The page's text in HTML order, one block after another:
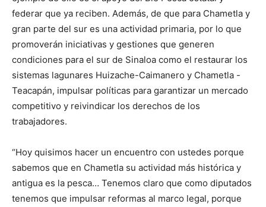
federar que ya reciben. Además, de que para Chametla y
gran parte del sur es una actividad primaria, por lo que
promoverán iniciativas y gestiones que generen
condiciones para el sur de Sinaloa como el restaurar los
sistemas lagunares Huizache-Caimanero y Chametla -
Teacapán, impulsar políticas para garantizar un mercado
competitivo y reivindicar los derechos de los
trabajadores.
“Hoy quisimos hacer un encuentro con ustedes porque
sabemos que en Chametla su actividad más histórica y
antigua es la pesca… Tenemos claro que como diputados
tenemos que impulsar reformas al marco legal, porque